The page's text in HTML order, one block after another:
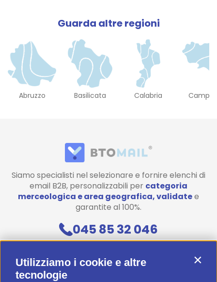
Utilizziamo i cookie e altre
tecnologie
Guarda altre regioni
Abruzzo Basilicata Calabria
Siamo specialisti nel selezionare e fornire elenchi di
email B2B, personalizzabili per categoria
merceologica e area geografica, validatee
garantite al 100%.
045 85 32 046
Diventa uno di noi! (Posizioni aperte)